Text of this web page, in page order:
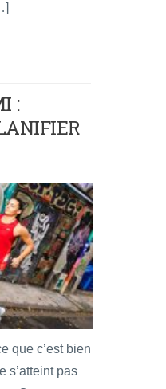
:
que c’est bien
s’atteint pas